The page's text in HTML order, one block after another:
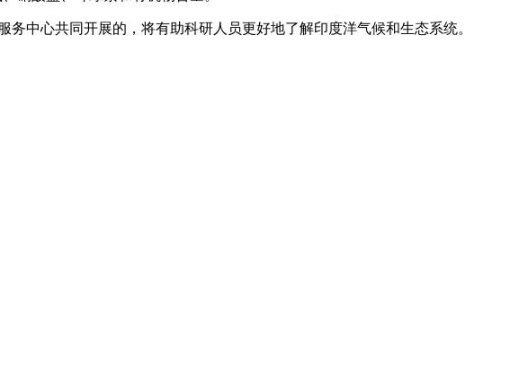
中心共同开展的，将有助科研人员更好地了解印度洋气候和生态系统。